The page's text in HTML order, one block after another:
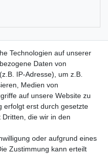
rot
Technologien auf unserer
Daten von
IP-Adresse), um z.B.
Medien von
auf unsere Website zu
erfolgt erst durch gesetzte
die wir in den
oder aufgrund eines
Zustimmung kann erteilt